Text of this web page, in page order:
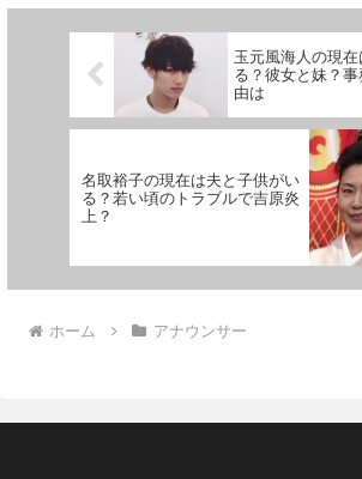
玉元風海人の現
る？彼女と妹？
由は
名取裕子の現在は夫と子供がい
る？若い頃のトラブルで吉原炎
上？
ホーム アナウンサー